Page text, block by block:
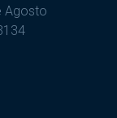
Agosto